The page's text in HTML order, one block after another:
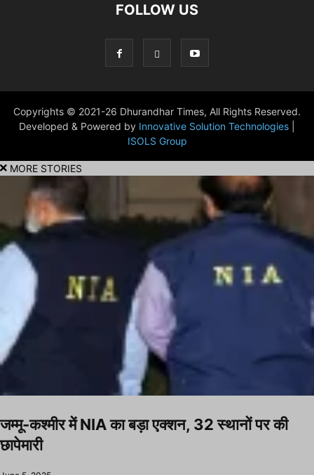
FOLLOW US
Copyrights © 2021-26 Dhurandhar Times, All Rights Reserved.
Developed & Powered by Innovative Solution Technologies
ISOLS Group
MORE STORIES
जम्मू-कश्मीर में NIA का बड़ा एक्शन, 32 स्थानों पर की
छापेमारी